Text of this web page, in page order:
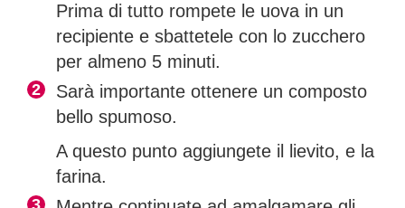
Prima di tutto rompete le uova in un
recipiente e sbattetele con lo zucchero
per almeno 5 minuti.
Sarà importante ottenere un composto
bello spumoso.
A questo punto aggiungete il lievito, e la
farina.